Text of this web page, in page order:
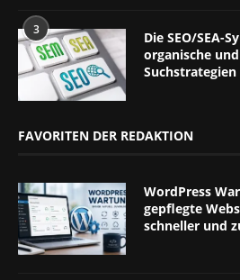
3
Die SEO/SEA-
organische
FAVORITEN DER REDAKTION
WordPress
gepflegte
schneller und